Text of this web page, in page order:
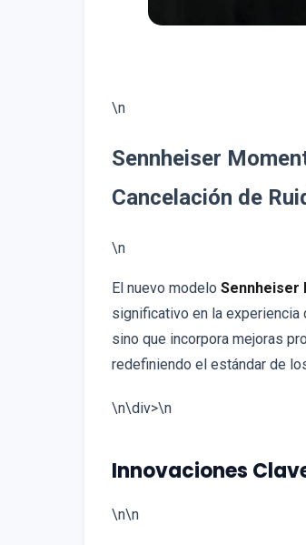
\n
Sennheiser
Cancelación de
\n
El nuevo modelo Sennheiser
significativo en la experiencia
sino que incorpora mejoras
redefiniendo el estándar de
\n\div>\n
Innovaciones
\n\n